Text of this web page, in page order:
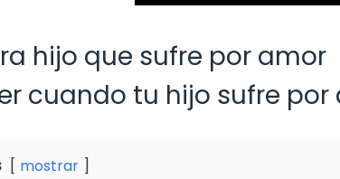
hijo que sufre por amor
cuando tu hijo sufre por
mostrar